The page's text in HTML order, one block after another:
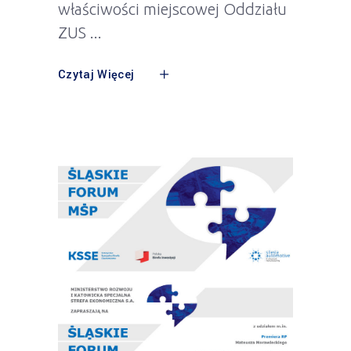
właściwości miejscowej Oddziału
ZUS
Czytaj Więcej